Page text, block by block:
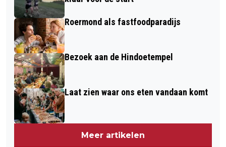
Roermond als fastfoodparadijs
Bezoek aan de Hindoetempel
Laat zien waar ons eten vandaan komt
Meer artikelen